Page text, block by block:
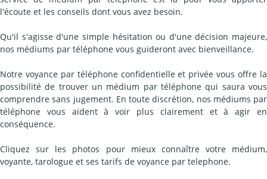
l'écoute et les conseils dont vous avez besoin.
Qu'il s'agisse d'une simple hésitation ou d'une décision majeure,
nos médiums par téléphone vous guideront avec bienveillance.
Notre voyance par téléphone confidentielle et privée vous offre la
possibilité de trouver un médium par téléphone qui saura vous
comprendre sans jugement. En toute discrétion, nos médiums par
téléphone vous aident à voir plus clairement et à agir en
conséquence.
Cliquez sur les photos pour mieux connaître votre médium,
voyante, tarologue et ses tarifs de voyance par telephone.